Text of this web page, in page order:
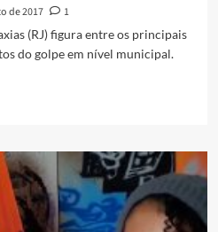
de 2017
1
(RJ) figura entre os principais
do golpe em nível municipal.